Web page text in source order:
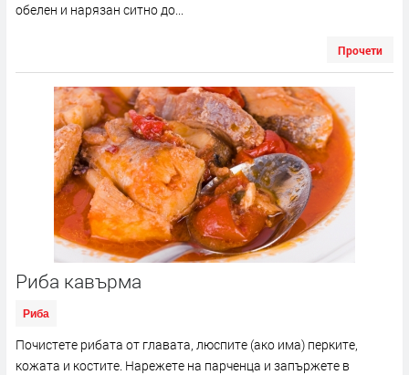
обелен и нарязан ситно до...
Прочети
Риба кавърма
Риба
Почистете рибата от главата, люспите (ако има) перките,
кожата и костите. Нарежете на парченца и запържете в